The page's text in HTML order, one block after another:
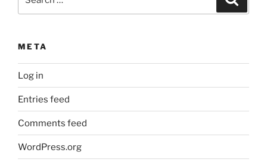
META
Log in
Entries feed
Comments feed
WordPress.org